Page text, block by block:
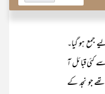
جمع ہو گیا۔
قبائل آ
جو نجد کے